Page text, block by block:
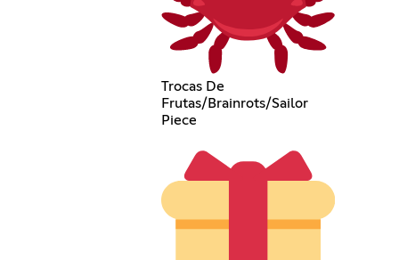
Trocas De
Frutas/Brainrots/Sailor
Piece